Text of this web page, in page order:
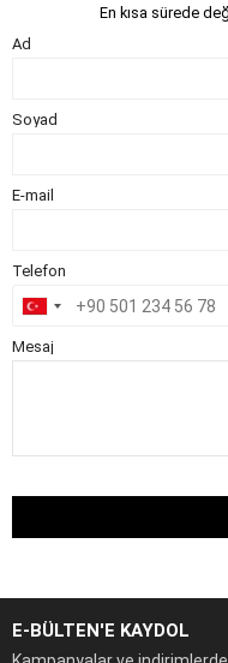
En kısa sürede
Ad
Soyad
E-mail
Telefon
Mesaj
E-BÜLTEN'E KAYDOL